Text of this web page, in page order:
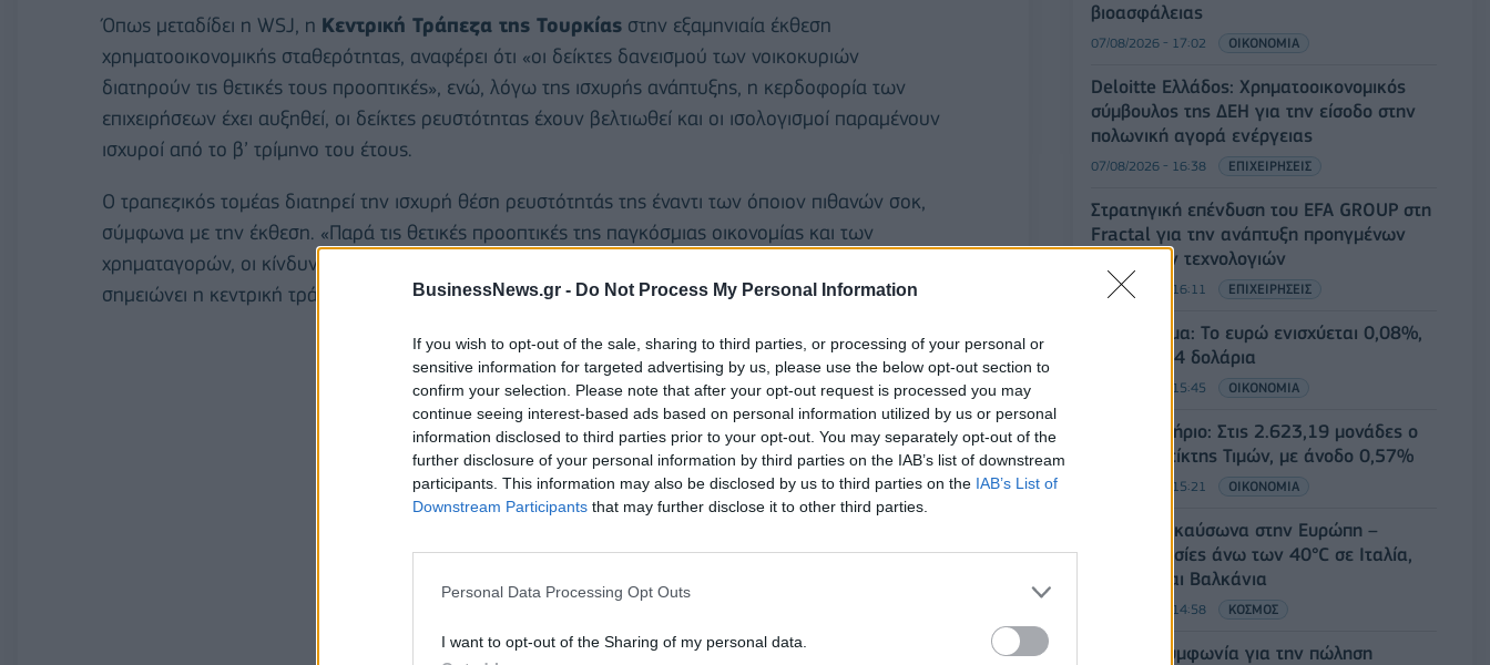
BusinessNews.gr - Do Not Process My Personal Information
If you wish to opt-out of the sale, sharing to third parties, or processing of your personal or
sensitive information for targeted advertising by us, please use the below opt-out section to
confirm your selection. Please note that after your opt-out request is processed you may
continue seeing interest-based ads based on personal information utilized by us or personal
information disclosed to third parties prior to your opt-out. You may separately opt-out of the
further disclosure of your personal information by third parties on the IAB’s list of downstream
participants. This information may also be disclosed by us to third parties on the IAB’s List of
Downstream Participants that may further disclose it to other third parties.
Personal Data Processing Opt Outs
I want to opt-out of the Sharing of my personal data.
Όπως μεταδίδει η WSJ, η Κεντρική Τράπεζα της Τουρκίας στην εξαμηνιαία έκθεση
χρηματοοικονομικής σταθερότητας, αναφέρει ότι «οι δείκτες δανεισμού των νοικοκυριών
διατηρούν τις θετικές τους προοπτικές», ενώ, λόγω της ισχυρής ανάπτυξης, η κερδοφορία των
επιχειρήσεων έχει αυξηθεί, οι δείκτες ρευστότητας έχουν βελτιωθεί και οι ισολογισμοί παραμένουν
ισχυροί από το β’ τρίμηνο του έτους.
Ο τραπεζικός τομέας διατηρεί την ισχυρή θέση ρευστότητάς της έναντι των όποιον πιθανών σοκ,
σύμφωνα με την έκθεση. «Παρά τις θετικές προοπτικές της παγκόσμιας οικονομίας και των
χρηματαγορών, οι κίνδυνοι που σχετίζονται με την επερχόμενη περίοδο παραμένουν ανέπαφοι»,
σημειώνει η κεντρική τράπεζα.
βιοασφάλειας
07/08/2026 - 17:02 ΟΙΚΟΝΟΜΙΑ
Deloitte Ελλάδος: Χρηματοοικονομικός
σύμβουλος της ΔΕΗ για την είσοδο στην
πολωνική αγορά ενέργειας
07/08/2026 - 16:38 ΕΠΙΧΕΙΡΗΣΕΙΣ
Στρατηγική επένδυση του EFA GROUP στη
Fractal για την ανάπτυξη προηγμένων
αμυντικών τεχνολογιών
07/08/2026 - 16:11 ΕΠΙΧΕΙΡΗΣΕΙΣ
Συνάλλαγμα: Το ευρώ ενισχύεται 0,08%,
στα 1,1534 δολάρια
07/08/2026 - 15:45 ΟΙΚΟΝΟΜΙΑ
Χρηματιστήριο: Στις 2.623,19 μονάδες ο
Γενικός Δείκτης Τιμών, με άνοδο 0,57%
07/08/2026 - 15:21 ΟΙΚΟΝΟΜΙΑ
Νέο κύμα καύσωνα στην Ευρώπη –
Θερμοκρασίες άνω των 40°C σε Ιταλία,
Ισπανία και Βαλκάνια
07/08/2026 - 14:58 ΚΟΣΜΟΣ
Fourlis: Συμφωνία για την πώληση